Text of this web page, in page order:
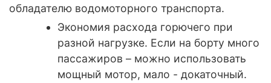
обладателю водомоторного транспорта.
Экономия расхода горючего при
разной нагрузке. Если на борту много
пассажиров – можно использовать
мощный мотор, мало - докаточный.